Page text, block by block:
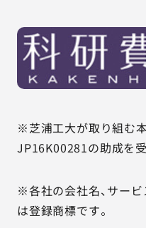
※芝浦工大が取り組む
JP16K00281の助成を
※各社の会社名、サービ
は登録商標です。